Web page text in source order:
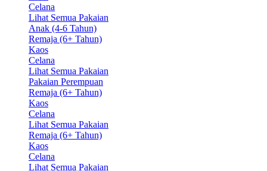
Celana
Lihat Semua Pakaian
Anak (4-6 Tahun)
Remaja (6+ Tahun)
Kaos
Celana
Lihat Semua Pakaian
Pakaian Perempuan
Remaja (6+ Tahun)
Kaos
Celana
Lihat Semua Pakaian
Remaja (6+ Tahun)
Kaos
Celana
Lihat Semua Pakaian